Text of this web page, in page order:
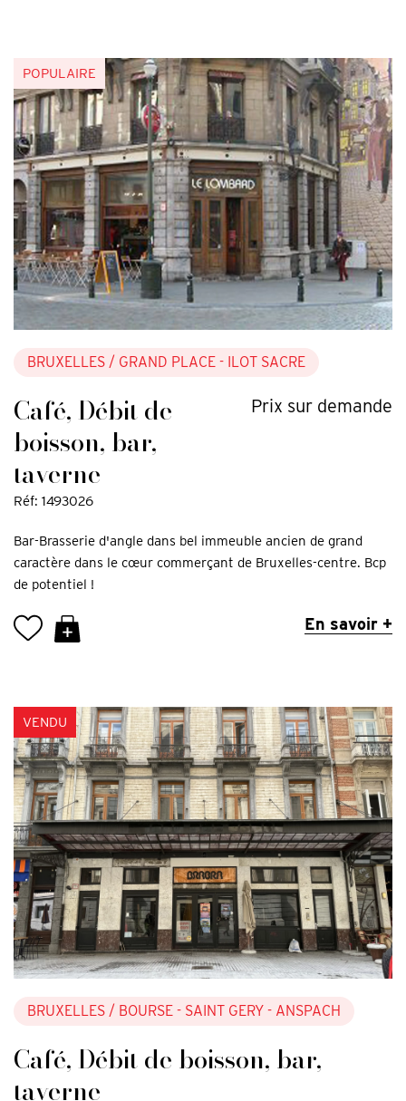
POPULAIRE
BRUXELLES / GRAND PLACE - ILOT SACRE
Café, Débit de
boisson, bar,
taverne
Prix sur demande
Réf: 1493026
Bar-Brasserie d'angle dans bel immeuble ancien de grand
caractère dans le cœur commerçant de Bruxelles-centre. Bcp
de potentiel !
En savoir +
VENDU
BRUXELLES / BOURSE - SAINT GERY - ANSPACH
Café, Débit de boisson, bar,
taverne